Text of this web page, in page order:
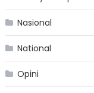
Nasional
National
Opini